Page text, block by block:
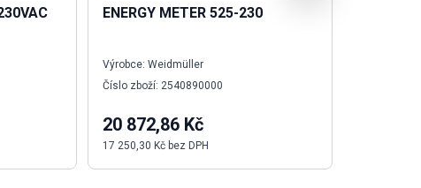
ENERGY METER 525-230
Výrobce: Weidmüller
Číslo zboží: 2540890000
20 872,86 Kč
17 250,30 Kč bez DPH